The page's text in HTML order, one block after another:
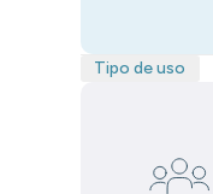
Tipo de uso